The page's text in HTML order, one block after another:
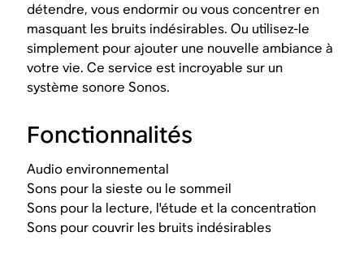
détendre, vous endormir ou vous concentrer en
masquant les bruits indésirables. Ou utilisez-le
simplement pour ajouter une nouvelle ambiance à
votre vie. Ce service est incroyable sur un
système sonore Sonos.
Fonctionnalités
Audio environnemental
Sons pour la sieste ou le sommeil
Sons pour la lecture, l'étude et la concentration
Sons pour couvrir les bruits indésirables